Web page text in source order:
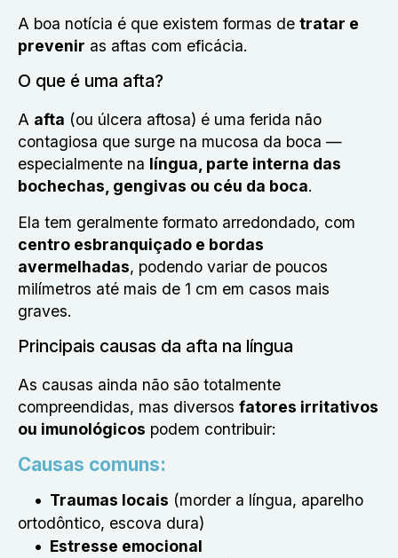
A boa notícia é que existem formas de tratar e
prevenir as aftas com eficácia.
O que é uma afta?
A afta (ou úlcera aftosa) é uma ferida não
contagiosa que surge na mucosa da boca —
especialmente na língua, parte interna das
bochechas, gengivas ou céu da boca.
Ela tem geralmente formato arredondado, com
centro esbranquiçado e bordas
avermelhadas, podendo variar de poucos
milímetros até mais de 1 cm em casos mais
graves.
Principais causas da afta na língua
As causas ainda não são totalmente
compreendidas, mas diversos fatores irritativos
ou imunológicos podem contribuir:
Causas comuns:
Traumas locais (morder a língua, aparelho
ortodôntico, escova dura)
Estresse emocional